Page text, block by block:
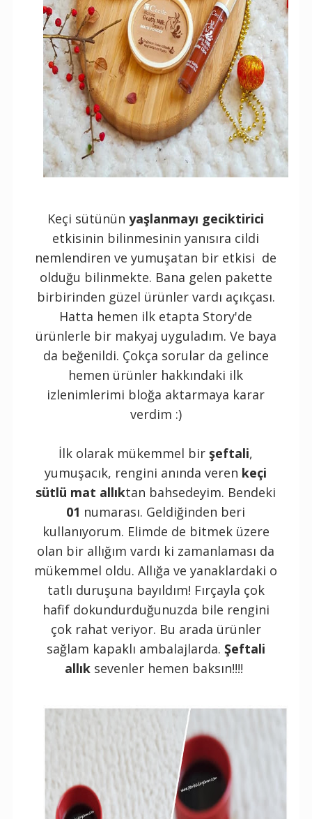
Keçi sütününyaşlanmayı geciktirici
etkisinin bilinmesinin yanısıra cildi
nemlendiren ve yumuşatan bir etkisi de
olduğu bilinmekte. Bana gelen pakette
birbirinden güzel ürünler vardı açıkçası.
Hatta hemen ilk etapta Story'de
ürünlerle bir makyaj uyguladım. Ve baya
da beğenildi. Çokça sorular da gelince
hemen ürünler hakkındaki ilk
izlenimlerimi bloğa aktarmaya karar
verdim :)
İlk olarak mükemmel birşeftali,
yumuşacık, rengini anında veren keçi
sütlü mat allıktan bahsedeyim. Bendeki
01 numarası. Geldiğinden beri
kullanıyorum. Elimde de bitmek üzere
olan bir allığım vardı ki zamanlaması da
mükemmel oldu. Allığa ve yanaklardaki o
tatlı duruşuna bayıldım! Fırçayla çok
hafif dokundurduğunuzda bile rengini
çok rahat veriyor. Bu arada ürünler
sağlam kapaklı ambalajlarda. Şeftali
allık sevenler hemen baksın!!!!